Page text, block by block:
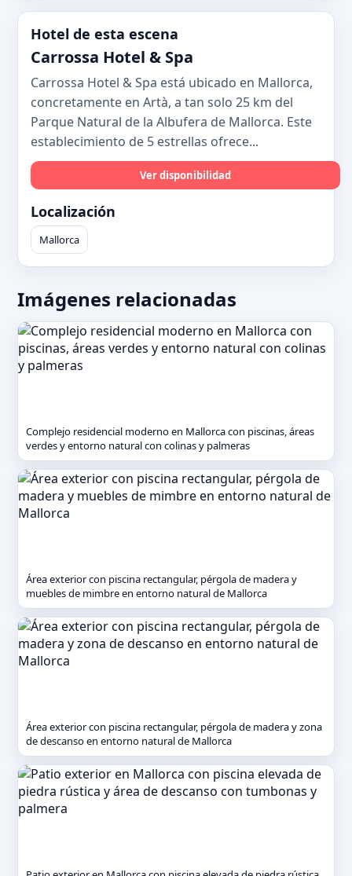
Hotel de esta escena
Carrossa Hotel & Spa
Carrossa Hotel & Spa está ubicado en Mallorca,
concretamente en Artà, a tan solo 25 km del
Parque Natural de la Albufera de Mallorca. Este
establecimiento de 5 estrellas ofrece...
Ver disponibilidad
Localización
Mallorca
Imágenes relacionadas
Complejo residencial moderno en Mallorca con piscinas, áreas
verdes y entorno natural con colinas y palmeras
Área exterior con piscina rectangular, pérgola de madera y
muebles de mimbre en entorno natural de Mallorca
Área exterior con piscina rectangular, pérgola de madera y zona
de descanso en entorno natural de Mallorca